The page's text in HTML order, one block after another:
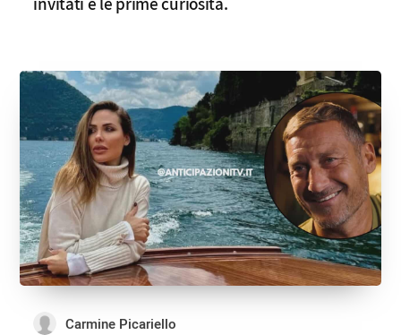
Carmine Picariello